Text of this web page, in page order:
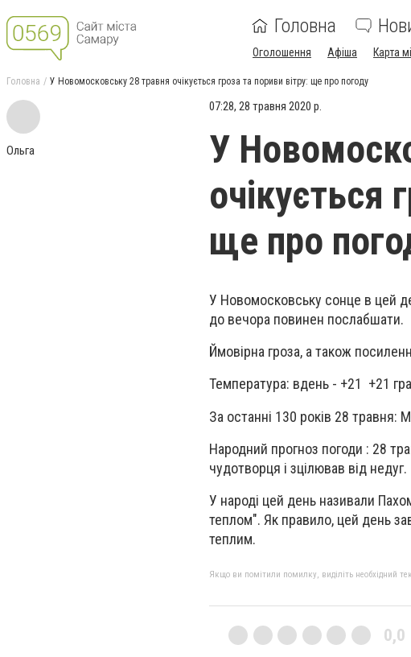
Головна
Оголошення Афіша Карта
Головна У Новомосковську 28 травня очікується гроза та пориви вітру: ще про погоду
Ольга
07:28, 28 травня 2020 р.
У
очікується
ще про
У Новомосковську сонце в цей
до вечора повинен послабшати.
Ймовірна гроза, а також
Температура: вдень - +21 +21
За останні 130 років 28
Народний прогноз погоди : 28
чудотворця і зцілював від недуг.
У народі цей день називали
теплом". Як правило, цей день
теплим.
Якщо ви помітили помилку, виділіть необхідний
0,0